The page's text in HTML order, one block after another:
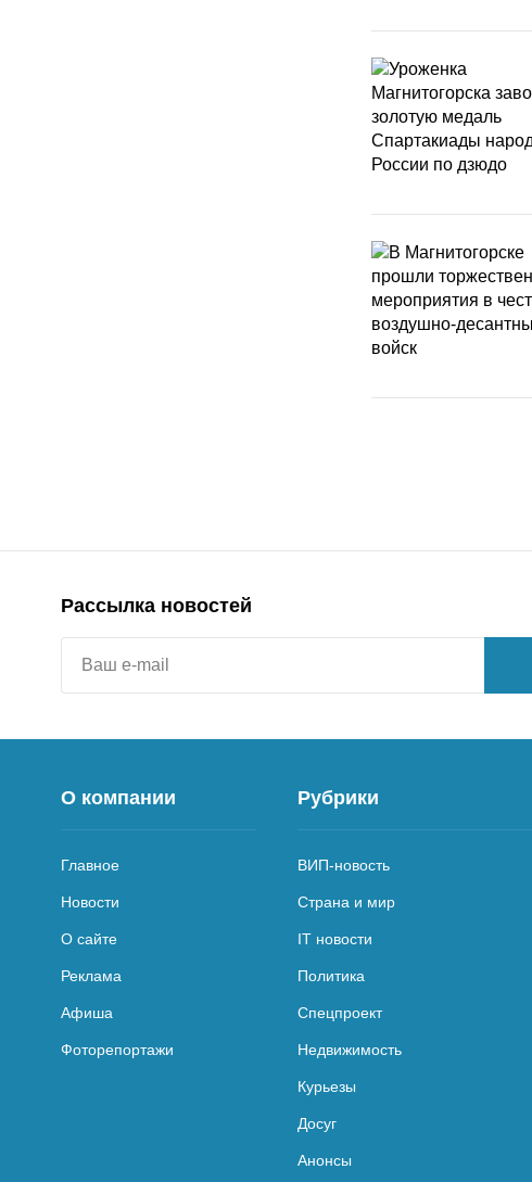
Рассылка новостей
О компании
Главное
Новости
О сайте
Реклама
Афиша
Фоторепортажи
Рубрики
ВИП-новость
Страна и мир
IT новости
Политика
Спецпроект
Недвижимость
Курьезы
Досуг
Анонсы